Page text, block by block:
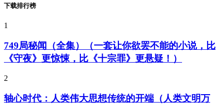
下载排行榜
1
749局秘闻（全集）（一套让你欲罢不能的小说，比
《守夜》更惊悚，比《十宗罪》更悬疑！）
2
轴心时代：人类伟大思想传统的开端（人类文明万